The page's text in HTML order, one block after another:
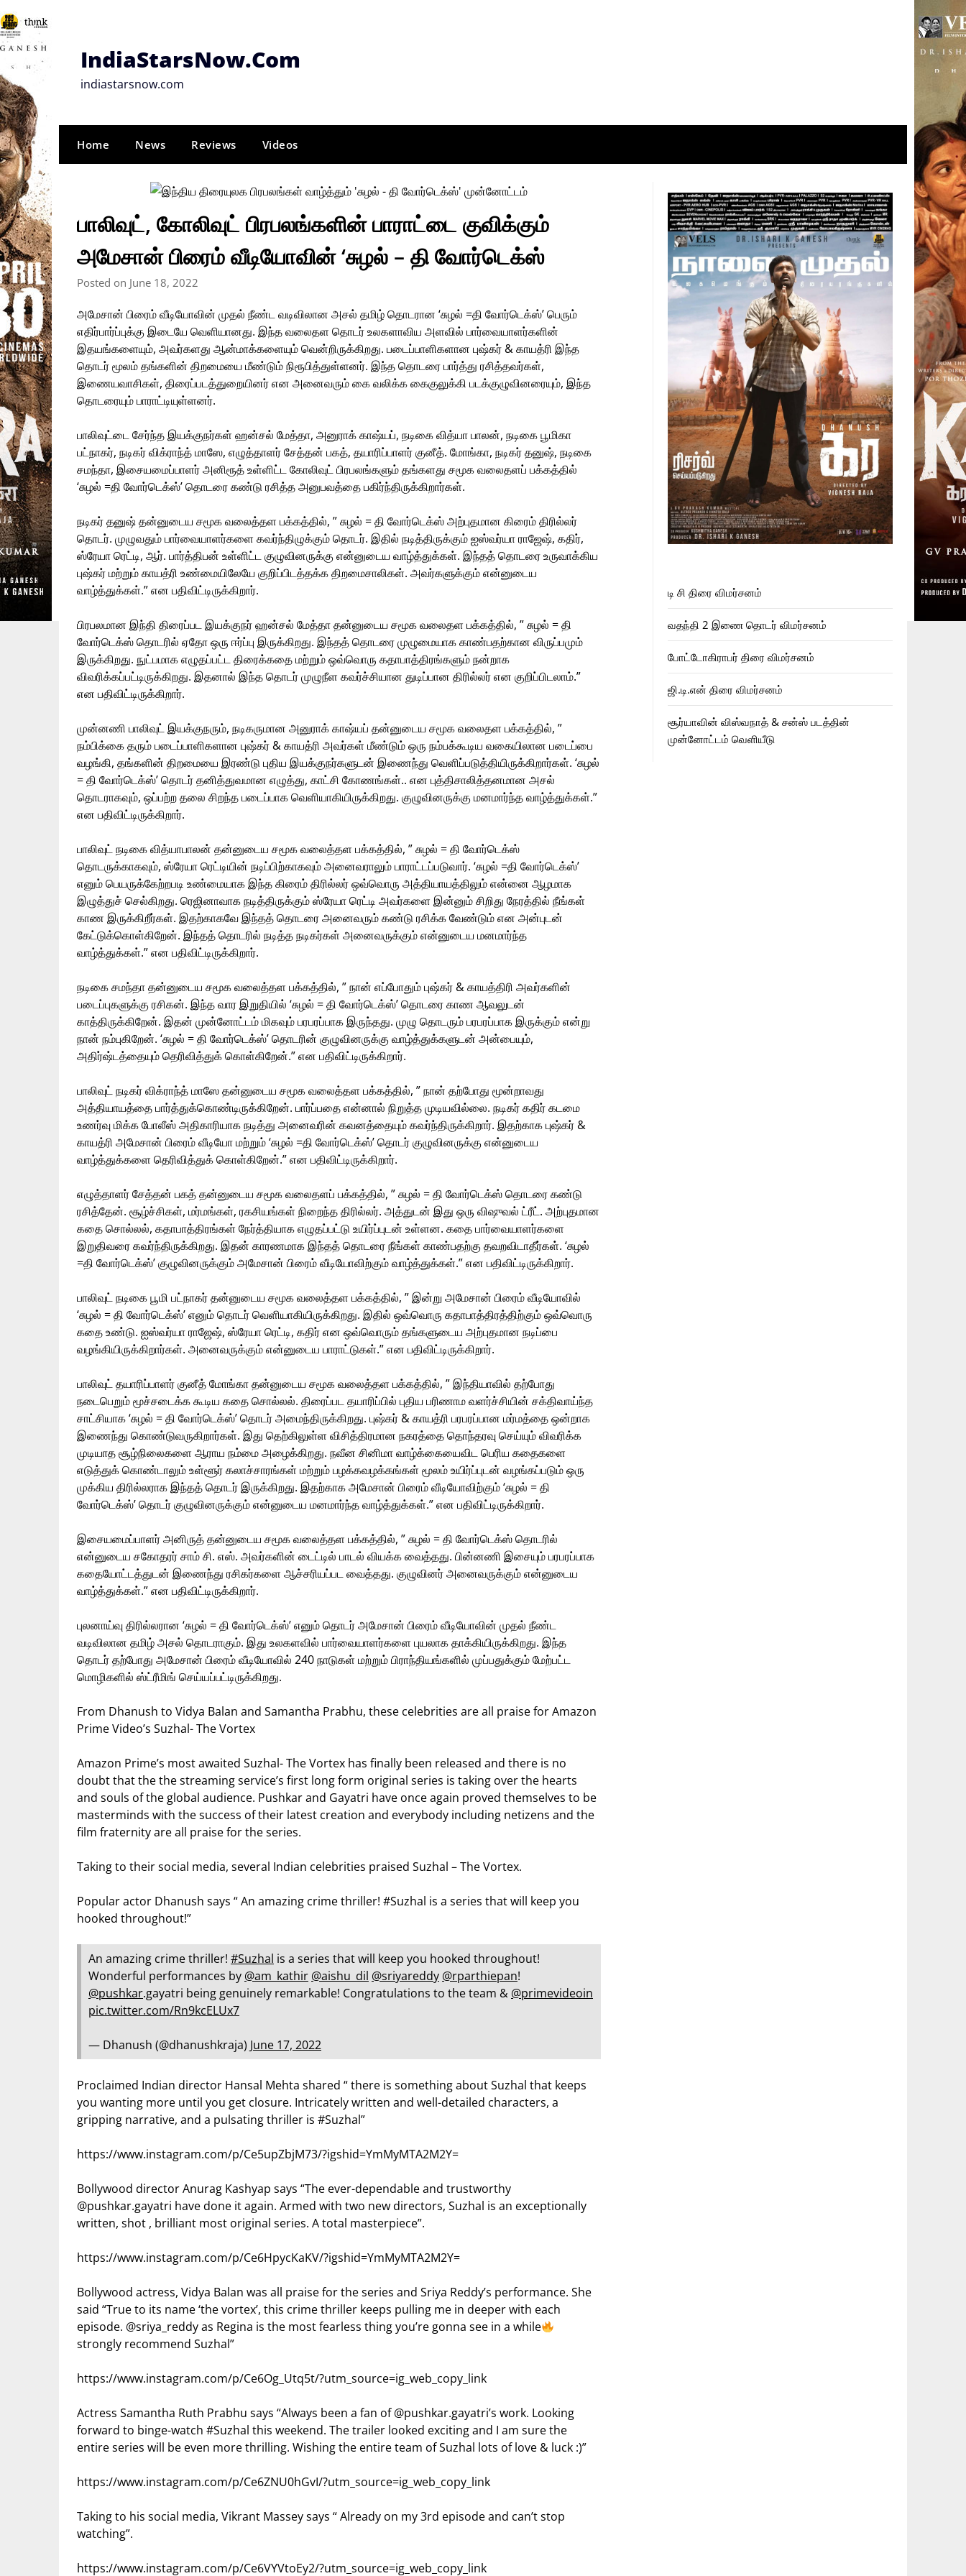
Skip
to
content
IndiaStarsNow.Com
indiastarsnow.com
Home News Reviews Videos
பாலிவுட், கோலிவுட் பிரபலங்களின் பாராட்டை குவிக்கும்
அமேசான் பிரைம் வீடியோவின் ‘சுழல் – தி வோர்டெக்ஸ்
Posted on June 18, 2022
அமேசான் பிரைம் வீடியோவின் முதல் நீண்ட வடிவிலான அசல் தமிழ் தொடரான ‘சுழல் =தி வோர்டெக்ஸ்’ பெரும்
எதிர்பார்ப்புக்கு இடையே வெளியானது. இந்த வலைதள தொடர் உலகளாவிய அளவில் பார்வையாளர்களின்
இதயங்களையும், அவர்களது ஆன்மாக்களையும் வென்றிருக்கிறது. படைப்பாளிகளான புஷ்கர் & காயத்ரி இந்த
தொடர் மூலம் தங்களின் திறமையை மீண்டும் நிரூபித்துள்ளனர். இந்த தொடரை பார்த்து ரசித்தவர்கள்,
இணையவாசிகள், திரைப்படத்துறையினர் என அனைவரும் கை வலிக்க கைகுலுக்கி படக்குழுவினரையும், இந்த
தொடரையும் பாராட்டியுள்ளனர்.
பாலிவுட்டை சேர்ந்த இயக்குநர்கள் ஹன்சல் மேத்தா, அனுராக் காஷ்யப், நடிகை வித்யா பாலன், நடிகை பூமிகா
பட்நாகர், நடிகர் விக்ராந்த் மாஸே, எழுத்தாளர் சேத்தன் பகத், தயாரிப்பாளர் குனீத். மோங்கா, நடிகர் தனுஷ், நடிகை
சமந்தா, இசையமைப்பாளர் அனிரூத் உள்ளிட்ட கோலிவுட் பிரபலங்களும் தங்களது சமூக வலைதளப் பக்கத்தில்
‘சுழல் =தி வோர்டெக்ஸ்’ தொடரை கண்டு ரசித்த அனுபவத்தை பகிர்ந்திருக்கிறார்கள்.
நடிகர் தனுஷ் தன்னுடைய சமூக வலைத்தள பக்கத்தில், ” சுழல் = தி வோர்டெக்ஸ் அற்புதமான கிரைம் திரில்லர்
தொடர். முழுவதும் பார்வையாளர்களை கவர்ந்திழுக்கும் தொடர். இதில் நடித்திருக்கும் ஐஸ்வர்யா ராஜேஷ், கதிர்,
ஸ்ரேயா ரெட்டி, ஆர். பார்த்திபன் உள்ளிட்ட குழுவினருக்கு என்னுடைய வாழ்த்துக்கள். இந்தத் தொடரை உருவாக்கிய
புஷ்கர் மற்றும் காயத்ரி உண்மையிலேயே குறிப்பிடத்தக்க திறமைசாலிகள். அவர்களுக்கும் என்னுடைய
வாழ்த்துக்கள்.” என பதிவிட்டிருக்கிறார்.
பிரபலமான இந்தி திரைப்பட இயக்குநர் ஹன்சல் மேத்தா தன்னுடைய சமூக வலைதள பக்கத்தில், ” சுழல் = தி
வோர்டெக்ஸ் தொடரில் ஏதோ ஒரு ஈர்ப்பு இருக்கிறது. இந்தத் தொடரை முழுமையாக காண்பதற்கான விருப்பமும்
இருக்கிறது. நுட்பமாக எழுதப்பட்ட திரைக்கதை மற்றும் ஒவ்வொரு கதாபாத்திரங்களும் நன்றாக
விவரிக்கப்பட்டிருக்கிறது. இதனால் இந்த தொடர் முழுநீள கவர்ச்சியான துடிப்பான திரில்லர் என குறிப்பிடலாம்.”
என பதிவிட்டிருக்கிறார்.
முன்னணி பாலிவுட் இயக்குநரும், நடிகருமான அனுராக் காஷ்யப் தன்னுடைய சமூக வலைதள பக்கத்தில், ”
நம்பிக்கை தரும் படைப்பாளிகளான புஷ்கர் & காயத்ரி அவர்கள் மீண்டும் ஒரு நம்பக்கூடிய வகையிலான படைப்பை
வழங்கி, தங்களின் திறமையை இரண்டு புதிய இயக்குநர்களுடன் இணைந்து வெளிப்படுத்தியிருக்கிறார்கள். ‘சுழல்
= தி வோர்டெக்ஸ்’ தொடர் தனித்துவமான எழுத்து, காட்சி கோணங்கள்.. என புத்திசாலித்தனமான அசல்
தொடராகவும், ஒப்பற்ற தலை சிறந்த படைப்பாக வெளியாகியிருக்கிறது. குழுவினருக்கு மனமார்ந்த வாழ்த்துக்கள்.”
என பதிவிட்டிருக்கிறார்.
பாலிவுட் நடிகை வித்யாபாலன் தன்னுடைய சமூக வலைத்தள பக்கத்தில், ” சுழல் = தி வோர்டெக்ஸ்
தொடருக்காகவும், ஸ்ரேயா ரெட்டியின் நடிப்பிற்காகவும் அனைவராலும் பாராட்டப்படுவார். ‘சுழல் =தி வோர்டெக்ஸ்’
எனும் பெயருக்கேற்றபடி உண்மையாக இந்த கிரைம் திரில்லர் ஒவ்வொரு அத்தியாயத்திலும் என்னை ஆழமாக
இழுத்துச் செல்கிறது. ரெஜினாவாக நடித்திருக்கும் ஸ்ரேயா ரெட்டி அவர்களை இன்னும் சிறிது நேரத்தில் நீங்கள்
காண இருக்கிறீர்கள். இதற்காகவே இந்தத் தொடரை அனைவரும் கண்டு ரசிக்க வேண்டும் என அன்புடன்
கேட்டுக்கொள்கிறேன். இந்தத் தொடரில் நடித்த நடிகர்கள் அனைவருக்கும் என்னுடைய மனமார்ந்த
வாழ்த்துக்கள்.” என‌ பதிவிட்டிருக்கிறார்.
நடிகை சமந்தா தன்னுடைய சமூக வலைத்தள பக்கத்தில், ” நான் எப்போதும் புஷ்கர் & காயத்திரி அவர்களின்
படைப்புகளுக்கு ரசிகன். இந்த வார இறுதியில் ‘சுழல் = தி வோர்டெக்ஸ்’ தொடரை காண ஆவலுடன்
காத்திருக்கிறேன். இதன் முன்னோட்டம் மிகவும் பரபரப்பாக இருந்தது. முழு தொடரும் பரபரப்பாக இருக்கும் என்று
நான் நம்புகிறேன். ‘சுழல் = தி வோர்டெக்ஸ்’ தொடரின் குழுவினருக்கு வாழ்த்துக்களுடன் அன்பையும்,
அதிர்ஷ்டத்தையும் தெரிவித்துக் கொள்கிறேன்.” என பதிவிட்டிருக்கிறார்.
பாலிவுட் நடிகர் விக்ராந்த் மாஸே தன்னுடைய சமூக வலைத்தள பக்கத்தில், ” நான் தற்போது மூன்றாவது
அத்தியாயத்தை பார்த்துக்கொண்டிருக்கிறேன். பார்ப்பதை என்னால் நிறுத்த முடியவில்லை. நடிகர் கதிர் கடமை
உணர்வு மிக்க போலீஸ் அதிகாரியாக நடித்து அனைவரின் கவனத்தையும் கவர்ந்திருக்கிறார். இதற்காக புஷ்கர் &
காயத்ரி அமேசான் பிரைம் வீடியோ மற்றும் ‘சுழல் =தி வோர்டெக்ஸ்’ தொடர் குழுவினருக்கு என்னுடைய
வாழ்த்துக்களை தெரிவித்துக் கொள்கிறேன்.” என பதிவிட்டிருக்கிறார்.
எழுத்தாளர் சேத்தன் பகத் தன்னுடைய சமூக வலைதளப் பக்கத்தில், ” சுழல் = தி வோர்டெக்ஸ் தொடரை கண்டு
ரசித்தேன். சூழ்ச்சிகள், மர்மங்கள், ரகசியங்கள் நிறைந்த திரில்லர். அத்துடன் இது ஒரு விஷுவல் ட்ரீட். அற்புதமான
கதை சொல்லல், கதாபாத்திரங்கள் நேர்த்தியாக எழுதப்பட்டு உயிர்ப்புடன் உள்ளன. கதை பார்வையாளர்களை
இறுதிவரை கவர்ந்திருக்கிறது. இதன் காரணமாக இந்தத் தொடரை நீங்கள் காண்பதற்கு தவறவிடாதீர்கள். ‘சுழல்
=தி வோர்டெக்ஸ்’ குழுவினருக்கும் அமேசான் பிரைம் வீடியோவிற்கும் வாழ்த்துக்கள்.” என பதிவிட்டிருக்கிறார்.
பாலிவுட் நடிகை பூமி பட்நாகர் தன்னுடைய சமூக வலைத்தள பக்கத்தில், ” இன்று அமேசான் பிரைம் வீடியோவில்
‘சுழல் = தி வோர்டெக்ஸ்’ எனும் தொடர் வெளியாகியிருக்கிறது. இதில் ஒவ்வொரு கதாபாத்திரத்திற்கும் ஒவ்வொரு
கதை உண்டு. ஐஸ்வர்யா ராஜேஷ், ஸ்ரேயா ரெட்டி, கதிர் என ஒவ்வொரும் தங்களுடைய அற்புதமான நடிப்பை
வழங்கியிருக்கிறார்கள். அனைவருக்கும் என்னுடைய பாராட்டுகள்.” என பதிவிட்டிருக்கிறார்.
பாலிவுட் தயாரிப்பாளர் குனீத் மோங்கா தன்னுடைய சமூக வலைத்தள பக்கத்தில், ” இந்தியாவில் தற்போது
நடைபெறும் மூச்சடைக்க கூடிய கதை சொல்லல். திரைப்பட தயாரிப்பில் புதிய பரிணாம வளர்ச்சியின் சக்திவாய்ந்த
சாட்சியாக ‘சுழல் = தி வோர்டெக்ஸ்’ தொடர் அமைந்திருக்கிறது. புஷ்கர் & காயத்ரி பரபரப்பான மர்மத்தை ஒன்றாக
இணைந்து கொண்டுவருகிறார்கள். இது தெற்கிலுள்ள விசித்திரமான நகரத்தை தொந்தரவு செய்யும் விவரிக்க
முடியாத சூழ்நிலைகளை ஆராய நம்மை அழைக்கிறது. நவீன சினிமா வாழ்க்கையைவிட பெரிய கதைகளை
எடுத்துக் கொண்டாலும் உள்ளூர் கலாச்சாரங்கள் மற்றும் பழக்கவழக்கங்கள் மூலம் உயிர்ப்புடன் வழங்கப்படும் ஒரு
முக்கிய திரில்லராக இந்தத் தொடர் இருக்கிறது. இதற்காக அமேசான் பிரைம் வீடியோவிற்கும் ‘சுழல் = தி
வோர்டெக்ஸ்’ தொடர் குழுவினருக்கும் என்னுடைய மனமார்ந்த வாழ்த்துக்கள்.” என பதிவிட்டிருக்கிறார்.
இசையமைப்பாளர் அனிருத் தன்னுடைய சமூக வலைத்தள பக்கத்தில், ” சுழல் = தி வோர்டெக்ஸ் தொடரில்
என்னுடைய சகோதரர் சாம் சி. எஸ். அவர்களின் டைட்டில் பாடல் வியக்க வைத்தது. பின்னணி இசையும் பரபரப்பாக
கதையோட்டத்துடன் இணைந்து ரசிகர்களை ஆச்சரியப்பட வைத்தது. குழுவினர் அனைவருக்கும் என்னுடைய
வாழ்த்துக்கள்.” என பதிவிட்டிருக்கிறார்.
புலனாய்வு திரில்லரான ‘சுழல் = தி வோர்டெக்ஸ்’ எனும் தொடர் அமேசான் பிரைம் வீடியோவின் முதல் நீண்ட
வடிவிலான தமிழ் அசல் தொடராகும். இது உலகளவில் பார்வையாளர்களை புயலாக தாக்கியிருக்கிறது. இந்த
தொடர் தற்போது அமேசான் பிரைம் வீடியோவில் 240 நாடுகள் மற்றும் பிராந்தியங்களில் முப்பதுக்கும் மேற்பட்ட
மொழிகளில் ஸ்ட்ரீமிங் செய்யப்பட்டிருக்கிறது.
From Dhanush to Vidya Balan and Samantha Prabhu, these celebrities are all praise for Amazon
Prime Video’s Suzhal- The Vortex
Amazon Prime’s most awaited Suzhal- The Vortex has finally been released and there is no
doubt that the the streaming service’s first long form original series is taking over the hearts
and souls of the global audience. Pushkar and Gayatri have once again proved themselves to be
masterminds with the success of their latest creation and everybody including netizens and the
film fraternity are all praise for the series.
Taking to their social media, several Indian celebrities praised Suzhal – The Vortex.
Popular actor Dhanush says “ An amazing crime thriller! #Suzhal is a series that will keep you
hooked throughout!”
An amazing crime thriller! #Suzhal is a series that will keep you hooked throughout!
Wonderful performances by @am_kathir @aishu_dil @sriyareddy @rparthiepan!
@pushkar.gayatri being genuinely remarkable! Congratulations to the team & @primevideoin
pic.twitter.com/Rn9kcELUx7
— Dhanush (@dhanushkraja) June 17, 2022
Proclaimed Indian director Hansal Mehta shared “ there is something about Suzhal that keeps
you wanting more until you get closure. Intricately written and well-detailed characters, a
gripping narrative, and a pulsating thriller is #Suzhal”
https://www.instagram.com/p/Ce5upZbjM73/?igshid=YmMyMTA2M2Y=
Bollywood director Anurag Kashyap says “The ever-dependable and trustworthy
@pushkar.gayatri have done it again. Armed with two new directors, Suzhal is an exceptionally
written, shot , brilliant most original series. A total masterpiece”.
https://www.instagram.com/p/Ce6HpycKaKV/?igshid=YmMyMTA2M2Y=
Bollywood actress, Vidya Balan was all praise for the series and Sriya Reddy’s performance. She
said “True to its name ‘the vortex’, this crime thriller keeps pulling me in deeper with each
episode. @sriya_reddy as Regina is the most fearless thing you’re gonna see in a while
strongly recommend Suzhal”
https://www.instagram.com/p/Ce6Og_Utq5t/?utm_source=ig_web_copy_link
Actress Samantha Ruth Prabhu says “Always been a fan of @pushkar.gayatri’s work. Looking
forward to binge-watch #Suzhal this weekend. The trailer looked exciting and I am sure the
entire series will be even more thrilling. Wishing the entire team of Suzhal lots of love & luck :)”
https://www.instagram.com/p/Ce6ZNU0hGvI/?utm_source=ig_web_copy_link
Taking to his social media, Vikrant Massey says “ Already on my 3rd episode and can’t stop
watching”.
https://www.instagram.com/p/Ce6VYVtoEy2/?utm_source=ig_web_copy_link
டி சி திரை விமர்சனம்
வதந்தி 2 இணை தொடர் விமர்சனம்
போட்டோகிராபர் திரை விமர்சனம்
ஜி.டி.என் திரை விமர்சனம்
சூர்யாவின் விஸ்வநாத் & சன்ஸ் படத்தின்
முன்னோட்டம் வெளியீடு